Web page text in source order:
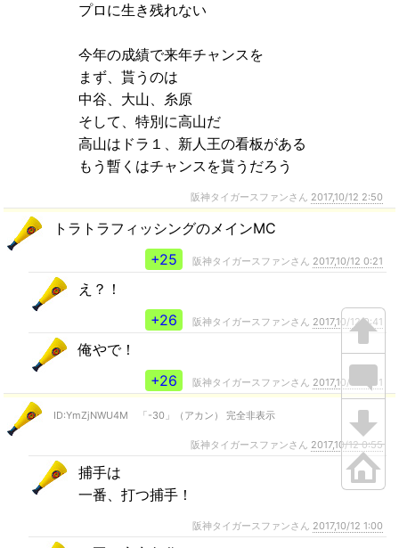
プロに生き残れない
今年の成績で来年チャンスを
まず、貰うのは
中谷、大山、糸原
そして、特別に高山だ
高山はドラ１、新人王の看板がある
もう暫くはチャンスを貰うだろう
阪神タイガースファンさん 2017,10/12 2:50
トラトラフィッシングのメインMC
+25
阪神タイガースファンさん 2017,10/12 0:21
え？！
+26
阪神タイガースファンさん 2017,10/12 0:41
俺やで！
+26
阪神タイガースファンさん 2017,10/12 0:51
ID:YmZjNWU4M 「-30」（アカン） 完全非表示
阪神タイガースファンさん 2017,10/12 0:55
捕手は
一番、打つ捕手！
阪神タイガースファンさん 2017,10/12 1:00